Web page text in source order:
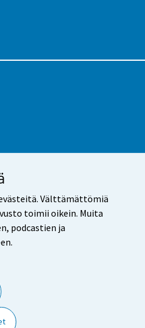
Välttämättömiä
toimii oikein. Muita
podcastien ja